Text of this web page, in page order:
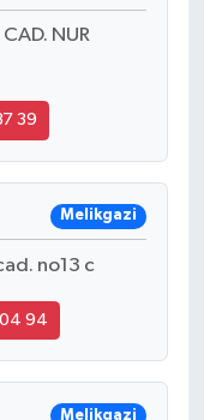
NUR
39
Melikgazi
no13 c
94
Melikgazi